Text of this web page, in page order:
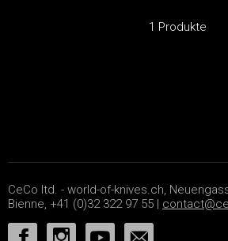
1 Produkte
CeCo ltd. - world-of-knives.ch,
Bienne, +41 (0)32 322 97 55 |